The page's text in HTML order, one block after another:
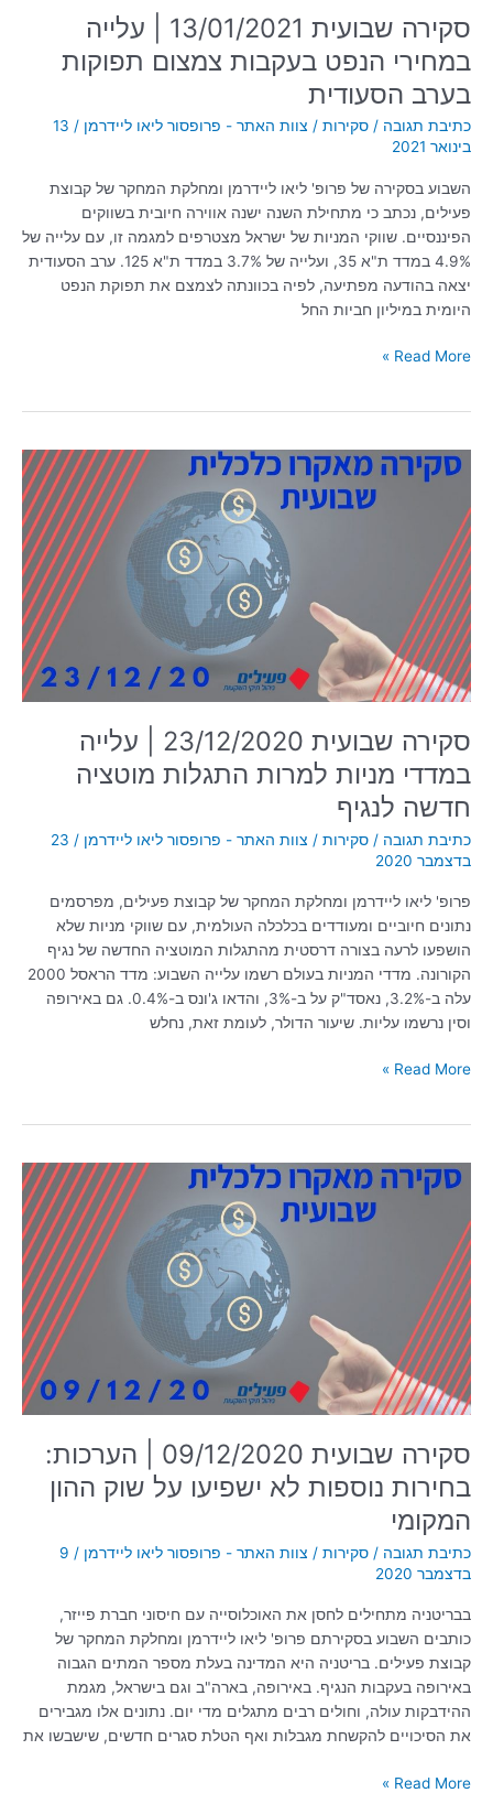
סקירה שבועית 13/01/2021 | עלייה
במחירי הנפט בעקבות צמצום תפוקות
בערב הסעודית
כתיבת תגובה / סקירות / צוות האתר - פרופסור ליאו ליידרמן /
13
בינואר 2021
השבוע בסקירה של פרופ' ליאו ליידרמן ומחלקת המחקר של קבוצת
פעילים, נכתב כי מתחילת השנה ישנה אווירה חיובית בשווקים
הפיננסיים. שווקי המניות של ישראל מצטרפים למגמה זו, עם עלייה של
4.9% במדד ת"א 35, ועלייה של 3.7% במדד ת"א 125. ערב הסעודית
יצאה בהודעה מפתיעה, לפיה בכוונתה לצמצם את תפוקת הנפט
היומית במיליון חביות החל
Read More »
סקירה שבועית 23/12/2020 | עלייה
במדדי מניות למרות התגלות מוטציה
חדשה לנגיף
כתיבת תגובה / סקירות / צוות האתר - פרופסור ליאו ליידרמן /
23
בדצמבר 2020
פרופ' ליאו ליידרמן ומחלקת המחקר של קבוצת פעילים, מפרסמים
נתונים חיוביים ומעודדים בכלכלה העולמית, עם שווקי מניות שלא
הושפעו לרעה בצורה דרסטית מהתגלות המוטציה החדשה של נגיף
הקורונה. מדדי המניות בעולם רשמו עלייה השבוע: מדד הראסל 2000
עלה ב-3.2%, נאסד"ק על ב-3%, והדאו ג'ונס ב-0.4%. גם באירופה
וסין נרשמו עליות. שיעור הדולר, לעומת זאת, נחלש
סקירה
שבועית
23/12/2020
|
עלייה
במדדי
מניות
למרות
התגלות
מוטציה
חדשה
Read More »
סקירה שבועית 09/12/2020 | הערכות:
בחירות נוספות לא ישפיעו על שוק ההון
המקומי
כתיבת תגובה / סקירות / צוות האתר - פרופסור ליאו ליידרמן /
9
בדצמבר 2020
בבריטניה מתחילים לחסן את האוכלוסייה עם חיסוני חברת פייזר,
כותבים השבוע בסקירתם פרופ' ליאו ליידרמן ומחלקת המחקר של
קבוצת פעילים. בריטניה היא המדינה בעלת מספר המתים הגבוה
באירופה בעקבות הנגיף. באירופה, בארה"ב וגם בישראל, מגמת
ההידבקות עולה, וחולים רבים מתגלים מדי יום. נתונים אלו מגבירים
את הסיכויים להקשחת מגבלות ואף הטלת סגרים חדשים, שישבשו את
סקירה
שבועית
09/12/2020
|
הערכות:
בחירות
נוספות
לא
ישפיעו
על
שוק
המקומי
Read More »